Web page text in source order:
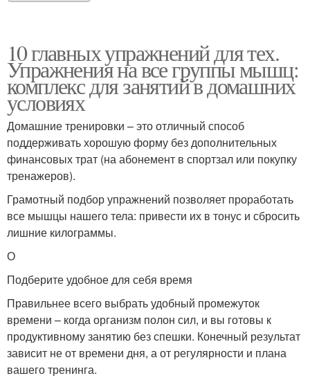
10 главных упражнений для тех.
Упражнения на все группы мышц:
комплекс для занятий в домашних
условиях
Домашние тренировки – это отличный способ
поддерживать хорошую форму без дополнительных
финансовых трат (на абонемент в спортзал или покупку
тренажеров).
Грамотный подбор упражнений позволяет проработать
все мышцы нашего тела: привести их в тонус и сбросить
лишние килограммы.
О
Подберите удобное для себя время
Правильнее всего выбрать удобный промежуток
времени – когда организм полон сил, и вы готовы к
продуктивному занятию без спешки. Конечный результат
зависит не от времени дня, а от регулярности и плана
вашего тренинга.